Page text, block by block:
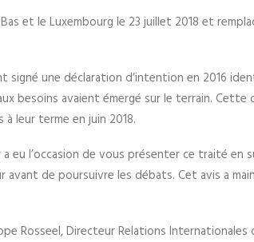
et le Luxembourg le 23 juillet 2018 et
une déclaration d’intention en 2016
besoins avaient émergé sur le terrain. Cette
leur terme en juin 2018.
eu l’occasion de vous présenter ce traité
avant de poursuivre les débats. Cet avis a
Rosseel, Directeur Relations